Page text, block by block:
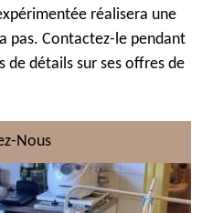
réalisera une
pas. Contactez-le pendant
de détails sur ses offres de
Nous